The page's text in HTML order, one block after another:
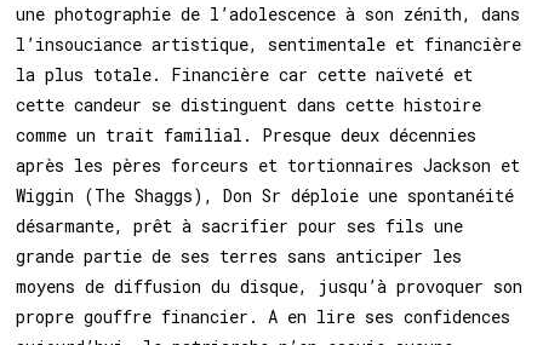
une photographie de l’adolescence à son zénith, dans
l’insouciance artistique, sentimentale et financière
la plus totale. Financière car cette naïveté et
cette candeur se distinguent dans cette histoire
comme un trait familial. Presque deux décennies
après les pères forceurs et tortionnaires Jackson et
Wiggin (The Shaggs), Don Sr déploie une spontanéité
désarmante, prêt à sacrifier pour ses fils une
grande partie de ses terres sans anticiper les
moyens de diffusion du disque, jusqu’à provoquer son
propre gouffre financier. A en lire ses confidences